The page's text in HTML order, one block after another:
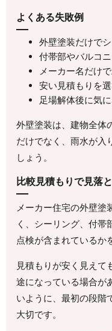
よくある失敗例
外壁塗装だけで
付帯部やバルコ
メーカー名だけ
安い見積もりを
足場解体後に気
外壁塗装は、建物全体
だけでなく、雨水が入
しょう。
比較見積もりで見落
メーカー住宅の外壁塗
く、シーリング、付帯
点検が含まれているか
見積もりが安く見えて
途になっている場合が
いように、最初の段階
大切です。